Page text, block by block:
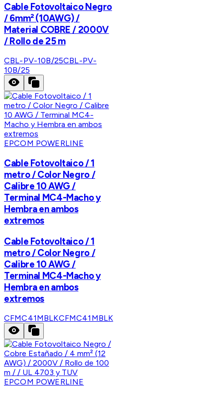
Cable Fotovoltaico Negro
/ 6mm² (10AWG) /
Material COBRE / 2000V
/ Rollo de 25 m
CBL-PV-10B/25CBL-PV-
10B/25
EPCOM POWERLINE
Cable Fotovoltaico / 1
metro / Color Negro /
Calibre 10 AWG /
Terminal MC4-Macho y
Hembra en ambos
extremos
Cable Fotovoltaico / 1
metro / Color Negro /
Calibre 10 AWG /
Terminal MC4-Macho y
Hembra en ambos
extremos
CFMC41MBLKCFMC41MBLK
EPCOM POWERLINE